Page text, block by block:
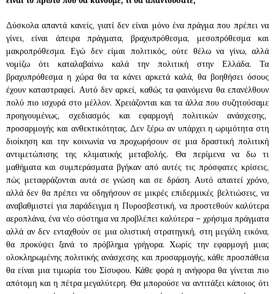
Δύσκολα απαντά κανείς, γιατί δεν είναι μόνο ένα πράγμα που πρέπει να
γίνει, είναι άπειρα πράγματα, βραχυπρόθεσμα, μεσοπρόθεσμα και
μακροπρόθεσμα. Εγώ δεν είμαι πολιτικός, ούτε θέλω να γίνω, αλλά
νομίζω ότι καταλαβαίνω καλά την πολιτική στην Ελλάδα. Τα
βραχυπρόθεσμα η χώρα θα τα κάνει αρκετά καλά, θα βοηθήσει όσους
έχουν καταστραφεί. Αυτό δεν αρκεί, καθώς τα φαινόμενα θα επανέλθουν
πολύ πιο ισχυρά στο μέλλον. Χρειάζονται και τα άλλα που συζητούσαμε
προηγουμένως, σχεδιασμός και εφαρμογή πολιτικών ανάσχεσης,
προσαρμογής και ανθεκτικότητας. Δεν ξέρω αν υπάρχει η ωριμότητα στη
διοίκηση και την κοινωνία να προχωρήσουν σε μια δραστική πολιτική
αντιμετώπισης της κλιματικής μεταβολής. Θα περίμενα να δω τι
μαθήματα και συμπεράσματα βγήκαν από αυτές τις πρόσφατες κρίσεις,
πώς μεταφράζονται αυτά σε γνώση και σε δράση. Αυτό απαιτεί χρόνο,
αλλά δεν θα πρέπει να οδηγήσουν σε μικρές επιδερμικές βελτιώσεις, να
αναβαθμιστεί για παράδειγμα η Πυροσβεστική, να προστεθούν καλύτερα
αεροπλάνα, ένα νέο σύστημα να προβλέπει καλύτερα – χρήσιμα πράγματα
αλλά αν δεν ενταχθούν σε μια ολιστική στρατηγική, στη μεγάλη εικόνα,
θα προκύψει ξανά το πρόβλημα γρήγορα. Χωρίς την εφαρμογή μιας
ολοκληρωμένης πολιτικής ανάσχεσης και προσαρμογής, κάθε προσπάθεια
θα είναι μια τιμωρία του Σίσυφου. Κάθε φορά η ανήφορα θα γίνεται πιο
απότομη και η πέτρα μεγαλύτερη. Θα μπορούσε να αντιτάξει κάποιος ότι